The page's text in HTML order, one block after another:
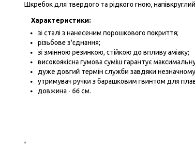
Шкребок для твердого та рідкого гною, напівкруглий
Характеристики:
зі сталі з нанесеним порошкового покриття;
різьбове з'єднання;
зі змінною резинкою, стійкою до впливу аміаку;
високоякісна гумова суміш гарантує
дуже довгий термін служби завдяки
утримувач ручки з барашковим гвинтом для
довжина - 66 см.
"